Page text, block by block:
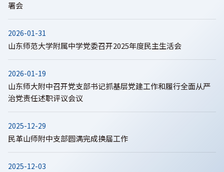
署会
2026-01-31
山东师范大学附属中学党委召开2025年度民主生活会
2026-01-19
山东师大附中召开党支部书记抓基层党建工作和履行全面从严
治党责任述职评议会议
2025-12-29
民革山师附中支部圆满完成换届工作
2025-12-03